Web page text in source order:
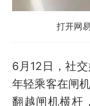
打开网
6月12日，社
年轻乘客在闸
翻越闸机横杆